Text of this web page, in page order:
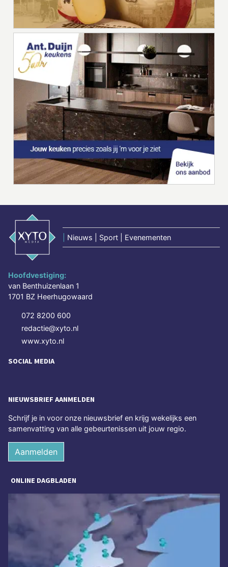
Nieuws | Sport | Evenementen
Hoofdvestiging:
van Benthuizenlaan 1
1701 BZ Heerhugowaard
072 8200 600
redactie@xyto.nl
www.xyto.nl
SOCIAL MEDIA
NIEUWSBRIEF AANMELDEN
Schrijf je in voor onze nieuwsbrief en krijg wekelijks een
samenvatting van alle gebeurtenissen uit jouw regio.
Aanmelden
ONLINE DAGBLADEN